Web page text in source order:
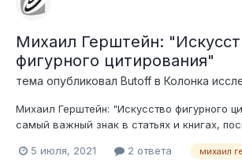
Михаил Герштейн:
фигурного цитирования"
тема опубликовал Butoff в Колонка
Михаил Герштейн: "Искусство фигурного
самый важный знак в статьях и книгах,
5 июля, 2021
2 ответа михаил